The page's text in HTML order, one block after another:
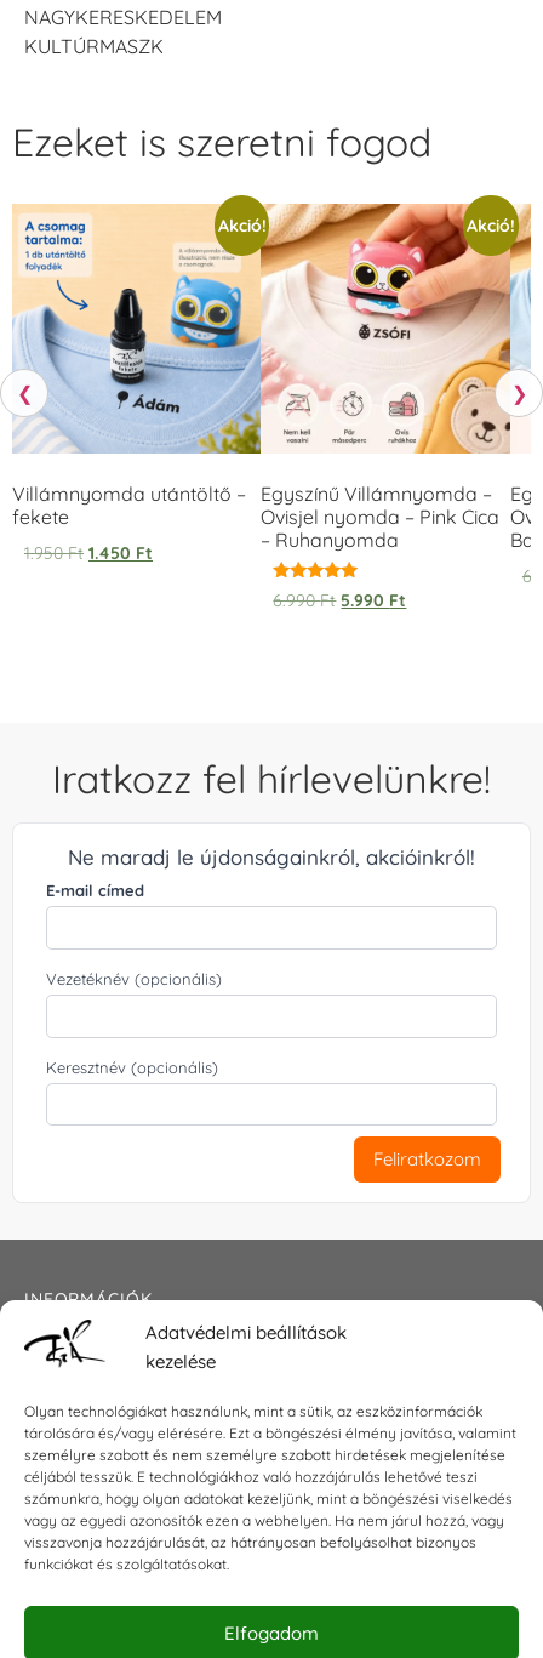
Adatvédelmi beállítások
kezelése
Olyan technológiákat használunk, mint a sütik, az eszközinformációk
tárolására és/vagy elérésére. Ezt a böngészési élmény javítása, valamint
személyre szabott és nem személyre szabott hirdetések megjelenítése
céljából tesszük. E technológiákhoz való hozzájárulás lehetővé teszi
számunkra, hogy olyan adatokat kezeljünk, mint a böngészési viselkedés
vagy az egyedi azonosítók ezen a webhelyen. Ha nem járul hozzá, vagy
visszavonja hozzájárulását, az hátrányosan befolyásolhat bizonyos
funkciókat és szolgáltatásokat.
Elfogadom
NAGYKERESKEDELEM
KULTÚRMASZK
❮
Ezeket is szeretni fogod
Akció!
Villámnyomda utántöltő –
fekete
1.950Ft 1.450 Ft
Akció!
Egyszínű Villámnyomda –
Ovisjel nyomda – Pink Cica
– Ruhanyomda
Értékelés:
5.00
6.990Ft 5.990 Ft
❯
Iratkozz fel hírlevelünkre!
Ne maradj le újdonságainkról, akcióinkról!
E-mail címed
Vezetéknév (opcionális)
Keresztnév (opcionális)
Feliratkozom
INFORMÁCIÓK
Általános szerződési feltételek
Impresszum
KAPCSOLAT
E-mail:shop@torokszilvi.com
Telefon: +36 30 6767872